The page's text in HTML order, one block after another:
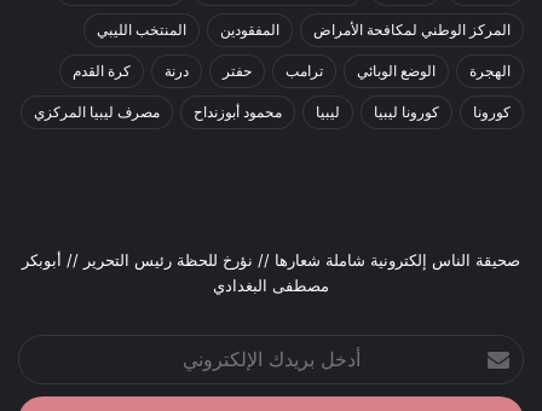
المركز الوطني لمكافحة الأمراض المفقودين المنتخب الليبي
الهجرة الوضع الوبائي ترامب حفتر درنة كرة القدم
كورونا كورونا ليبيا ليبيا محمود أبوزنداح مصرف ليبيا المركزي
صحيقة الناس إلكترونية شاملة شعارها // نؤرخ للحظة رئيس التحرير // أبوبكر
مصطفى البغدادي
بريدك
الإلكتروني